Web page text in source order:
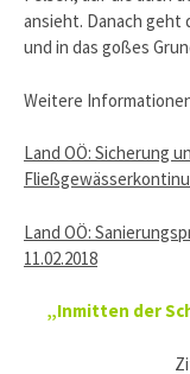
ansieht. Danach geht
und in das goßes
Weitere
Land OÖ: Sicherung
Land OÖ:
11.02.2018
„Inmitten der